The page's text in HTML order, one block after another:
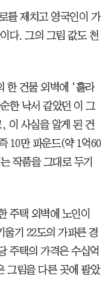
를 제치고 영국인이 가
다. 그의 그림 값도 천
한 건물 외벽에 ‘훌라
한 낙서 같았던 이 그
이 사실을 알게 된 건
10만 파운드(약 1억60
작품을 그대로 두기
주택 외벽에 노인이
울기 22도의 가파른 경
주택의 가격은 수십억
그림을 다른 곳에 팔았